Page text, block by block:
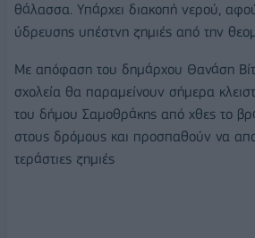
θάλασσα. Υπάρχει διακοπή νερού,
ύδρευσης υπέστνη ζημιές από την
Με απόφαση του δημάρχου Θανάση
σχολεία θα παραμείνουν σήμερα
του δήμου Σαμοθράκης από χθες το
στους δρόμους και προσπαθούν να
τεράστιες ζημιές